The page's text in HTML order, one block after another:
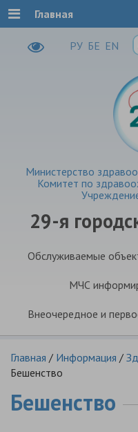
РУ БЕ EN
Министерство
Комитет по
29-я
Главная
Обслуживаемые
МЧС
Внеочередное и
Главная / Информация /
Бешенство
Бешенство